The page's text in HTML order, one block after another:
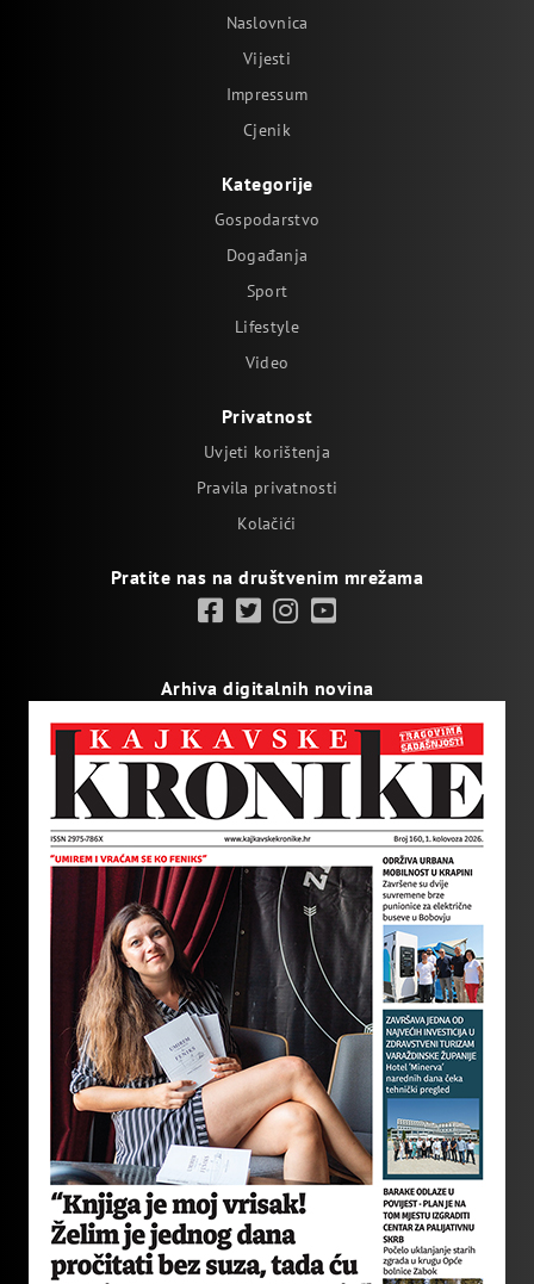
Naslovnica
Vijesti
Impressum
Cjenik
Kategorije
Gospodarstvo
Događanja
Sport
Lifestyle
Video
Privatnost
Uvjeti korištenja
Pravila privatnosti
Kolačići
Pratite nas na društvenim mrežama
Arhiva digitalnih novina